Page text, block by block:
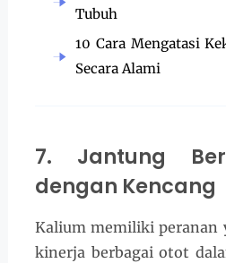
Tubuh
10 Cara Mengatasi
Secara Alami
7. Jantung
dengan Kencang
Kalium memiliki peranan
kinerja berbagai otot